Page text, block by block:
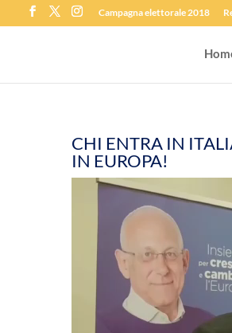
Campagna elettorale 2018
CHI ENTRA IN
IN EUROPA!